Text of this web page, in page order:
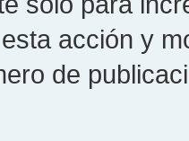
acción y
de